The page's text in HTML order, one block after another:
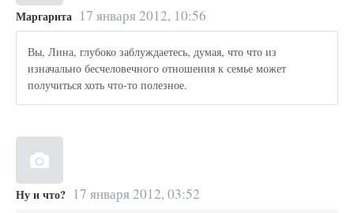
Маргарита 17 января 2012, 10:56
Вы, Лина, глубоко заблуждаетесь, думая, что что из
изначально бесчеловечного отношения к семье может
получиться хоть что-то полезное.
Ну и что? 17 января 2012, 03:52